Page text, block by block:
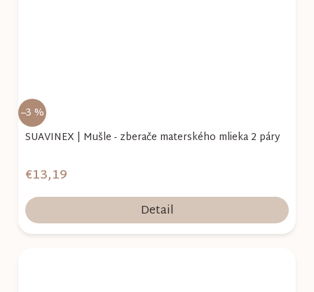
–3 %
SUAVINEX | Mušle - zberače materského mlieka 2 páry
€13,19
Detail